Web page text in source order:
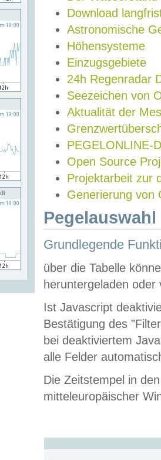
Download
Astronomische
Höhensysteme
Einzugsgebiete
24h Regenradar
Seezeichen von
Aktualität der
PEGELONLINE-
Open Source
Projektarbeit zur
Generierung von
Grundlegende
über die Tabelle
heruntergeladen oder
Ist Javascript
Bestätigung des
bei deaktiviertem
alle Felder
Die Zeitstempel in
mitteleuropäischer